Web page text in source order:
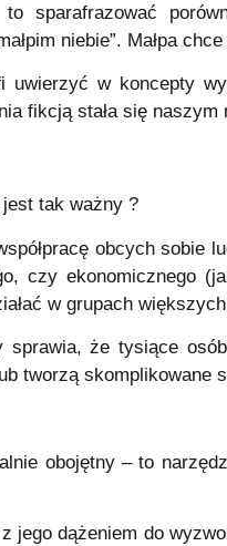
sparafrazować
niebie”. Małpa
uwierzyć w koncepty
fikcją stała się
tak ważny ?
obcych sobie
czy ekonomicznego
w grupach
sprawia, że tysiące
tworzą skomplikowane
obojętny – to
jego dążeniem do